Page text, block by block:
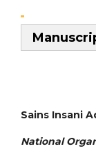
Sains Insani
National